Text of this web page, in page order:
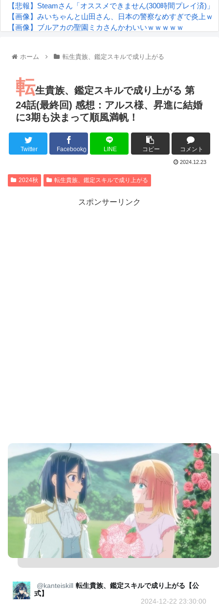
【悲報】Steamさん「オススメできません(300時間プレイ済)
【画像】みいちゃんと山田さん、日本の警察なめすぎで炎上ｗ
【画像】ブルアカの聖園ミカさんかわいいｗｗｗｗｗ
『進撃の巨人』で一番面白いところってｗｗｗｗｗ
るろうに剣心 -明治剣客浪漫譚- 京都動乱 第33話の感想
同盟、帝国、フェザーン。生まれるなら何処がいいか問題！
Powered by livedoor 相互RSS
ホーム 転生貴族、鑑定スキルで成り上がる
転生貴族、鑑定スキルで成り上がる 第
24話(最終回) 感想：アルス様、昇進に結婚
に3期も決まって順風満帆！
Twitter Facebook0 LINE コピー コメント
2024.12.23
2024秋 転生貴族、鑑定スキルで成り上がる
スポンサーリンク
@kanteiskill 転生貴族、鑑定スキルで成り上がる【公
式】
2024-12-22 23:30:00